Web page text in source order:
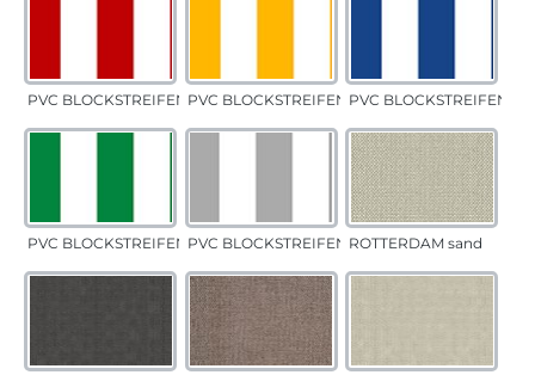
PVC BLOCKSTREIFEN rotPVC BLOCKSTREIFEN gelbPVC BLOCKSTREIFEN
PVC BLOCKSTREIFEN grünPVC BLOCKSTREIFEN grauROTTERDAM sand